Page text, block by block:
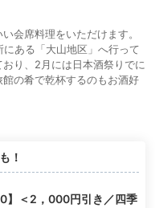
会席料理をいただけます。
ある「大山地区」へ行って
り、2月には日本酒祭りでに
の肴で乾杯するのもお酒好
！
】＜2，000円引き／四季